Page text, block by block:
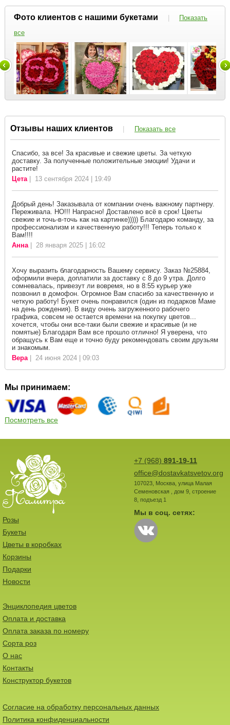
Фото клиентов с нашими букетами |
Показать
все
Отзывы наших клиентов | Показать все
Спасибо, за все! За красивые и свежие цветы. За четкую
доставку. За полученные положительные эмоции! Удачи и
растите!
Цета| 13 сентября 2024 | 19:49
Добрый день! Заказывала от компании очень важному партнеру.
Переживала. НО!!! Напрасно! Доставлено всё в срок! Цветы
свежие и точь-в-точь как на картинке))))) Благодарю команду, за
профессионализм и качественную работу!!! Теперь только к
Вам!!!!
Анна| 28 января 2025 | 16:02
Хочу выразить благодарность Вашему сервису. Заказ №25884,
оформили вчера, доплатили за доставку с 8 до 9 утра. Долго
сомневалась, привезут ли вовремя, но в 8:55 курьер уже
позвонил в домофон. Огромное Вам спасибо за качественную и
четкую работу! Букет очень понравился (один из подарков Маме
на день рождения). В виду очень загруженного рабочего
графика, совсем не остается времени на покупку цветов...
хочется, чтобы они все-таки были свежие и красивые (и не
помятые) Благодаря Вам все прошло отлично! Я уверена, что
обращусь к Вам еще и точно буду рекомендовать своим друзьям
и знакомым.
Вера| 24 июня 2024 | 09:03
Мы принимаем:
Посмотреть все
+7 (968) 891-19-11
office@dostavkatsvetov.org
107023, Москва, улица Малая
Семеновская , дом 9, строение
8, подъезд 1
Мы в соц. сетях:
Розы
Букеты
Цветы в коробках
Корзины
Подарки
Новости
Энциклопедия цветов
Оплата и доставка
Оплата заказа по номеру
Сорта роз
О нас
Контакты
Конструктор букетов
Согласие на обработку персональных данных
Политика конфиденциальности